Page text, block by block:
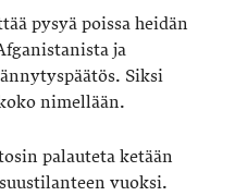
pysyä poissa heidän
ja
Siksi
nimellään.
palauteta ketään
vuoksi.